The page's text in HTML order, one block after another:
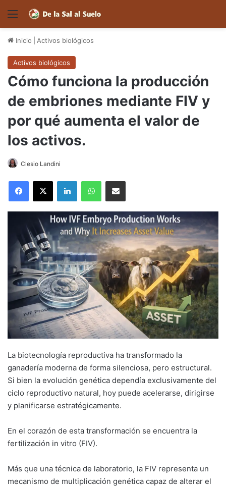
Menú
Inicio Activos biológicos
Activos biológicos
Cómo funciona la producción
de embriones mediante FIV y
por qué aumenta el valor de
los activos.
Clesio Landini
Facebook
X LinkedInWhatsAppCompartir por correo electrónico
La biotecnología reproductiva ha transformado la
ganadería moderna de forma silenciosa, pero estructural.
Si bien la evolución genética dependía exclusivamente del
ciclo reproductivo natural, hoy puede acelerarse, dirigirse
y planificarse estratégicamente.
En el corazón de esta transformación se encuentra la
fertilización in vitro (FIV).
Más que una técnica de laboratorio, la FIV representa un
mecanismo de multiplicación genética capaz de alterar el